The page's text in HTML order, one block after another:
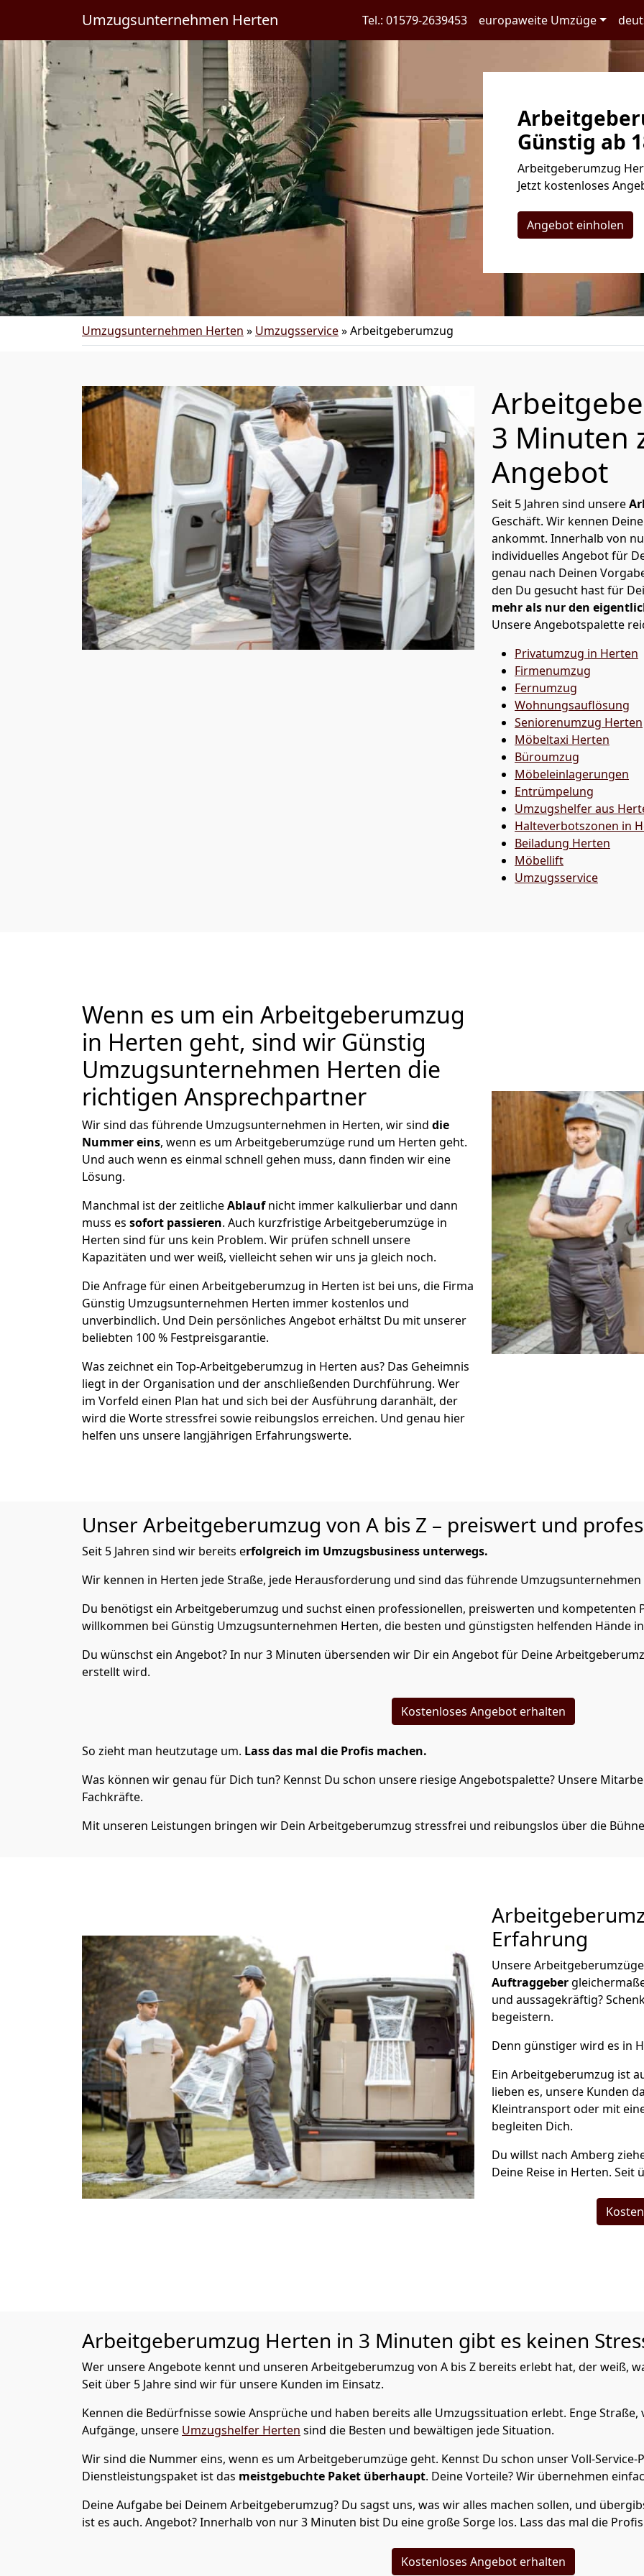
Umzugsunternehmen Herten Tel.: 01579-2639453 europaweite Umzüge
Günstig ab
Arbeitgeberumzug
Jetzt kostenloses
Angebot einholen
Umzugsunternehmen Herten » Umzugsservice»Arbeitgeberumzug
3 Minuten
Angebot
Seit 5 Jahren sind unsere
Geschäft. Wir kennen
ankommt. Innerhalb von
individuelles Angebot für
genau nach Deinen
den Du gesucht hast für
mehr als nur den
Unsere Angebotspalette
Privatumzug in Herten
Firmenumzug
Fernumzug
Wohnungsauflösung
Seniorenumzug Herten
Möbeltaxi Herten
Büroumzug
Möbeleinlagerungen
Entrümpelung
Umzugshelfer aus
Halteverbotszonen in
Beiladung Herten
Möbellift
Umzugsservice
Wenn es um ein Arbeitgeberumzug
in Herten geht, sind wir Günstig
Umzugsunternehmen Herten die
richtigen Ansprechpartner
Wir sind das führende Umzugsunternehmen in Herten, wir sind die
Nummer eins, wenn es um Arbeitgeberumzüge rund um Herten geht.
Und auch wenn es einmal schnell gehen muss, dann finden wir eine
Lösung.
Manchmal ist der zeitlicheAblaufnicht immer kalkulierbar und dann
muss es sofort passieren. Auch kurzfristige Arbeitgeberumzüge in
Herten sind für uns kein Problem. Wir prüfen schnell unsere
Kapazitäten und wer weiß, vielleicht sehen wir uns ja gleich noch.
Die Anfrage für einen Arbeitgeberumzug in Herten ist bei uns, die Firma
Günstig Umzugsunternehmen Herten immer kostenlos und
unverbindlich. Und Dein persönliches Angebot erhältst Du mit unserer
beliebten 100 % Festpreisgarantie.
Was zeichnet ein Top-Arbeitgeberumzug in Herten aus? Das Geheimnis
liegt in der Organisation und der anschließenden Durchführung. Wer
im Vorfeld einen Plan hat und sich bei der Ausführung daranhält, der
wird die Worte stressfrei sowie reibungslos erreichen. Und genau hier
helfen uns unsere langjährigen Erfahrungswerte.
Unser Arbeitgeberumzug von A bis Z – preiswert und
Seit 5 Jahren sind wir bereits erfolgreich im Umzugsbusiness unterwegs.
Wir kennen in Herten jede Straße, jede Herausforderung und sind das führende Umzugsunternehmen
Du benötigst ein Arbeitgeberumzug und suchst einen professionellen, preiswerten und kompetenten
willkommen bei Günstig Umzugsunternehmen Herten, die besten und günstigsten helfenden Hände
Du wünschst ein Angebot? In nur 3 Minuten übersenden wir Dir ein Angebot für Deine
erstellt wird.
Kostenloses Angebot erhalten
So zieht man heutzutage um. Lass das mal die Profis machen.
Was können wir genau für Dich tun? Kennst Du schon unsere riesige Angebotspalette? Unsere
Fachkräfte.
Mit unseren Leistungen bringen wir Dein Arbeitgeberumzug stressfrei und reibungslos über die
Erfahrung
Unsere
Auftraggeber
und aussagekräftig?
begeistern.
Denn günstiger wird es in
Ein Arbeitgeberumzug ist
lieben es, unsere Kunden
Kleintransport oder mit
begleiten Dich.
Du willst nach Amberg
Deine Reise in Herten. Seit
Arbeitgeberumzug Herten in 3 Minuten gibt es keinen
Wer unsere Angebote kennt und unseren Arbeitgeberumzug von A bis Z bereits erlebt hat, der weiß,
Seit über 5 Jahre sind wir für unsere Kunden im Einsatz.
Kennen die Bedürfnisse sowie Ansprüche und haben bereits alle Umzugssituation erlebt. Enge
Aufgänge, unsere Umzugshelfer Herten sind die Besten und bewältigen jede Situation.
Wir sind die Nummer eins, wenn es um Arbeitgeberumzüge geht. Kennst Du schon unser Voll-Service-
Dienstleistungspaket ist das meistgebuchte Paket überhaupt. Deine Vorteile? Wir übernehmen
Deine Aufgabe bei Deinem Arbeitgeberumzug? Du sagst uns, was wir alles machen sollen, und
ist es auch. Angebot? Innerhalb von nur 3 Minuten bist Du eine große Sorge los. Lass das mal die
Kostenloses Angebot erhalten